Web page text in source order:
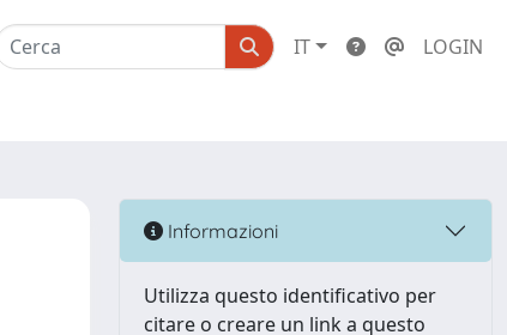
IT LOGIN
Informazioni
Utilizza questo identificativo per
citare o creare un link a questo